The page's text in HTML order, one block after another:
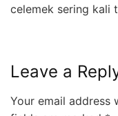
celemek sering kali
Leave a
Your email address